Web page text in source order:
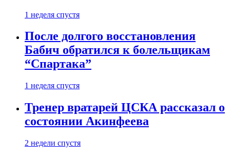
1 неделя спустя
После долгого восстановления
Бабич обратился к болельщикам
“Спартака”
1 неделя спустя
Тренер вратарей ЦСКА рассказал о
состоянии Акинфеева
2 недели спустя